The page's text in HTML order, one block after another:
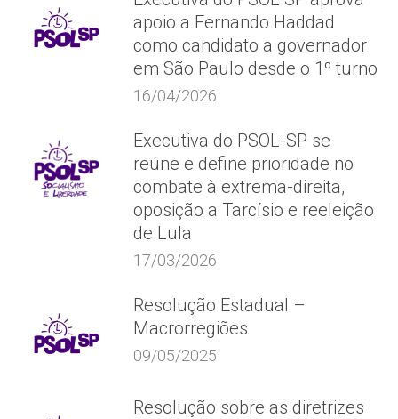
apoio a Fernando Haddad
como candidato a governador
em São Paulo desde o 1º turno
16/04/2026
Executiva do PSOL-SP se
reúne e define prioridade no
combate à extrema-direita,
oposição a Tarcísio e reeleição
de Lula
17/03/2026
Resolução Estadual –
Macrorregiões
09/05/2025
Resolução sobre as diretrizes